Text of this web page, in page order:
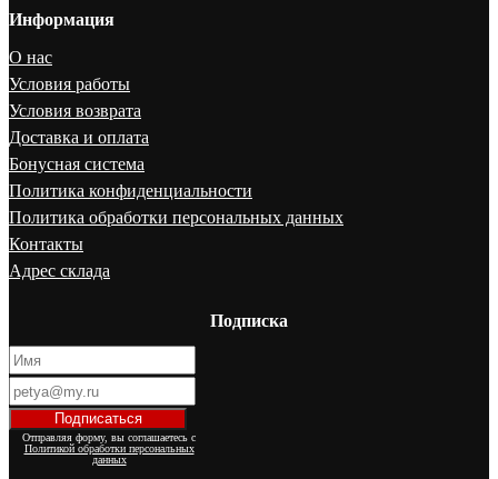
Информация
О нас
Условия работы
Условия возврата
Доставка и оплата
Бонусная система
Политика конфиденциальности
Политика обработки персональных данных
Контакты
Адрес склада
Подписка
Отправляя форму, вы соглашаетесь с
Политикой обработки персональных
данных